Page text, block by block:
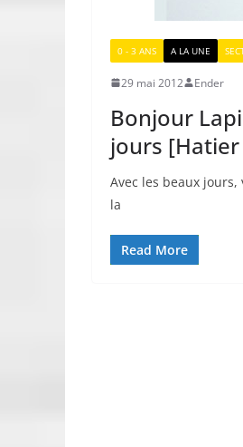
0 - 3 ANS A LA UNE
29 mai 2012 Ender
Bonjour
jours [Hatier
Avec les beaux
la
Read More